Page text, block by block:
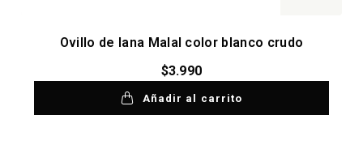
Ovillo de lana Malal color blanco crudo
$3.990
Añadir al carrito